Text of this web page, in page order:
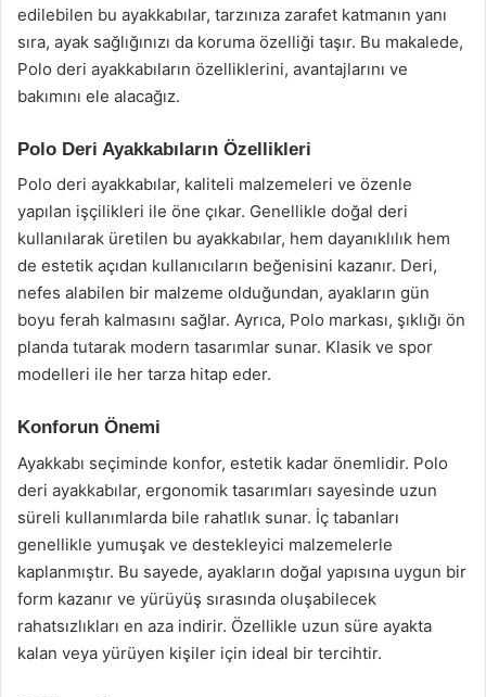
edilebilen bu ayakkabılar, tarzınıza zarafet katmanın yanı
sıra, ayak sağlığınızı da koruma özelliği taşır. Bu makalede,
Polo deri ayakkabıların özelliklerini, avantajlarını ve
bakımını ele alacağız.
Polo Deri Ayakkabıların Özellikleri
Polo deri ayakkabılar, kaliteli malzemeleri ve özenle
yapılan işçilikleri ile öne çıkar. Genellikle doğal deri
kullanılarak üretilen bu ayakkabılar, hem dayanıklılık hem
de estetik açıdan kullanıcıların beğenisini kazanır. Deri,
nefes alabilen bir malzeme olduğundan, ayakların gün
boyu ferah kalmasını sağlar. Ayrıca, Polo markası, şıklığı ön
planda tutarak modern tasarımlar sunar. Klasik ve spor
modelleri ile her tarza hitap eder.
Konforun Önemi
Ayakkabı seçiminde konfor, estetik kadar önemlidir. Polo
deri ayakkabılar, ergonomik tasarımları sayesinde uzun
süreli kullanımlarda bile rahatlık sunar. İç tabanları
genellikle yumuşak ve destekleyici malzemelerle
kaplanmıştır. Bu sayede, ayakların doğal yapısına uygun bir
form kazanır ve yürüyüş sırasında oluşabilecek
rahatsızlıkları en aza indirir. Özellikle uzun süre ayakta
kalan veya yürüyen kişiler için ideal bir tercihtir.